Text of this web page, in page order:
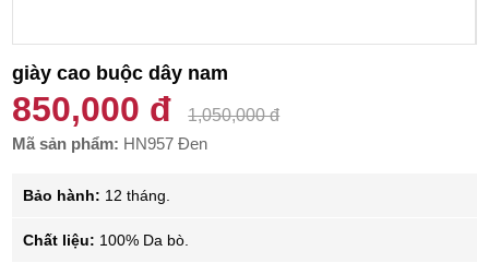
giày cao buộc dây nam
850,000 đ
1,050,000 đ
Mã sản phẩm: HN957 Đen
Bảo hành: 12 tháng.
Chất liệu: 100% Da bò.